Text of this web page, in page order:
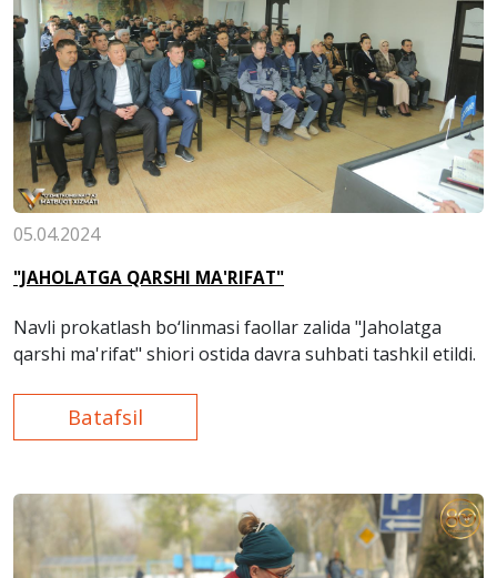
05.04.2024
"JAHOLATGA QARSHI MA'RIFAT"
Navli prokatlash bo‘linmasi faollar zalida "Jaholatga
qarshi ma'rifat" shiori ostida davra suhbati tashkil etildi.
Batafsil